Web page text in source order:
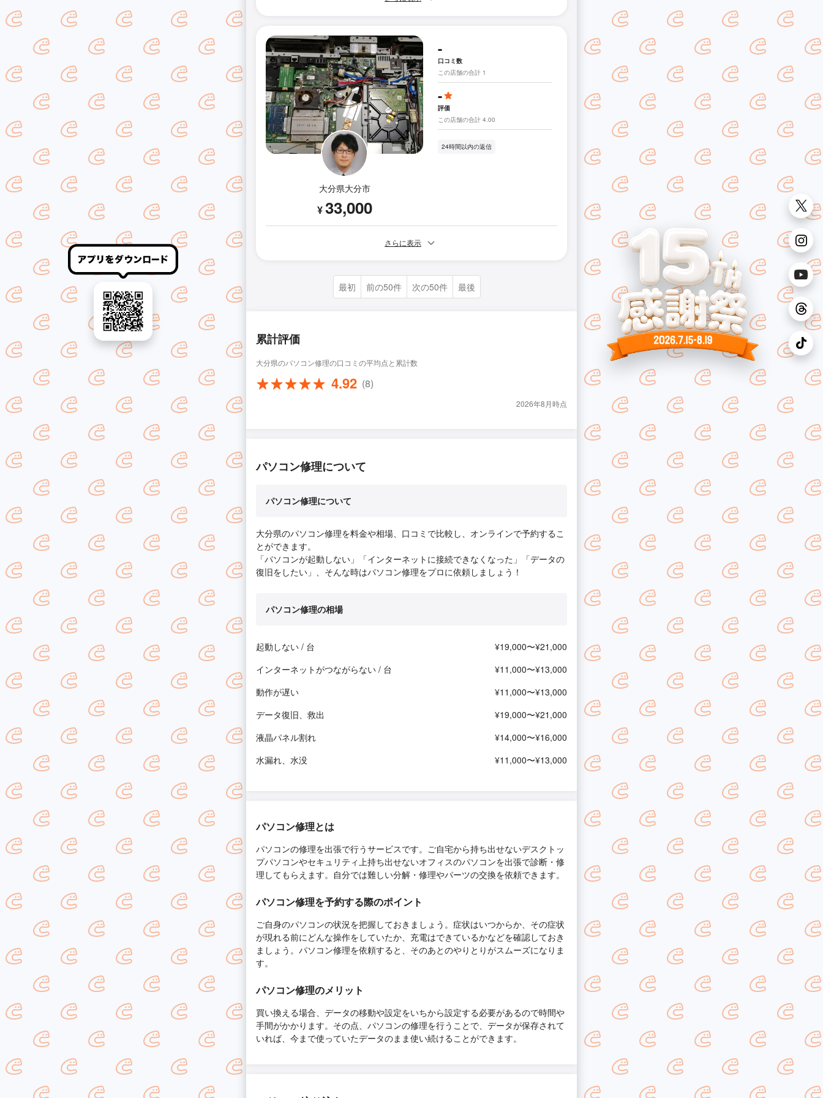
大分県大分市
¥33,000
-
口コミ数
この店舗の合計 1
-
評価
この店舗の合計 4.00
24時間以内の返信
さらに表示
最初 前の50件 次の50件 最後
累計評価
大分県のパソコン修理の口コミの平均点と累計数
4.92 (8)
2026年8月時点
パソコン修理について
パソコン修理について
大分県のパソコン修理を料金や相場、口コミで比較し、オンラインで予約するこ
とができます。
「パソコンが起動しない」「インターネットに接続できなくなった」「データの
復旧をしたい」、そんな時はパソコン修理をプロに依頼しましょう！
パソコン修理の相場
起動しない / 台
¥19,000〜¥21,000
インターネットがつながらない / 台
¥11,000〜¥13,000
動作が遅い
¥11,000〜¥13,000
データ復旧、救出
¥19,000〜¥21,000
液晶パネル割れ
¥14,000〜¥16,000
水漏れ、水没
¥11,000〜¥13,000
パソコン修理とは
パソコンの修理を出張で行うサービスです。ご自宅から持ち出せないデスクトッ
プパソコンやセキュリティ上持ち出せないオフィスのパソコンを出張で診断・修
理してもらえます。自分では難しい分解・修理やパーツの交換を依頼できます。
パソコン修理を予約する際のポイント
ご自身のパソコンの状況を把握しておきましょう。症状はいつからか、その症状
が現れる前にどんな操作をしていたか、充電はできているかなどを確認しておき
ましょう。パソコン修理を依頼すると、そのあとのやりとりがスムーズになりま
す。
パソコン修理のメリット
買い換える場合、データの移動や設定をいちから設定する必要があるので時間や
手間がかかります。その点、パソコンの修理を行うことで、データが保存されて
いれば、今まで使っていたデータのまま使い続けることができます。